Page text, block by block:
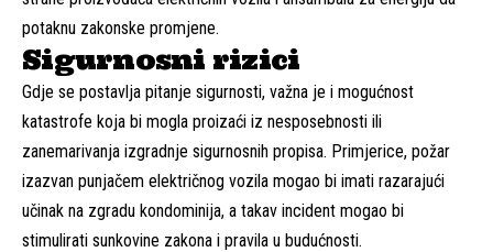
potaknu zakonske promjene.
Sigurnosni rizici
Gdje se postavlja pitanje sigurnosti, važna je i mogućnost
katastrofe koja bi mogla proizaći iz nesposebnosti ili
zanemarivanja izgradnje sigurnosnih propisa. Primjerice, požar
izazvan punjačem električnog vozila mogao bi imati razarajući
učinak na zgradu kondominija, a takav incident mogao bi
stimulirati sunkovine zakona i pravila u budućnosti.